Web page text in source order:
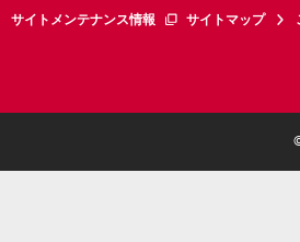
サイトメンテナンス情報 サイトマップ